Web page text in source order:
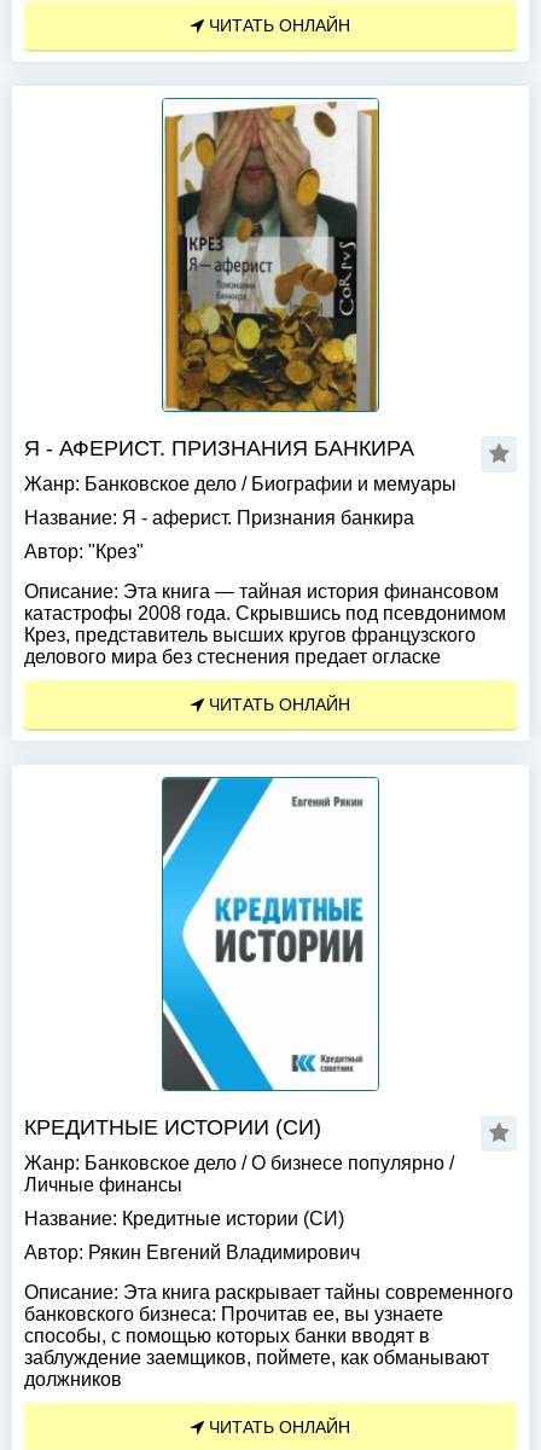
ЧИТАТЬ ОНЛАЙН
Я - АФЕРИСТ. ПРИЗНАНИЯ БАНКИРА
Жанр: Банковское дело / Биографии и мемуары
Название: Я - аферист. Признания банкира
Автор: "Крез"
Описание: Эта книга — тайная история финансовом
катастрофы 2008 года. Скрывшись под псевдонимом
Крез, представитель высших кругов французского
делового мира без стеснения предает огласке
ЧИТАТЬ ОНЛАЙН
КРЕДИТНЫЕ ИСТОРИИ (СИ)
Жанр: Банковское дело /О бизнесе популярно /
Личные финансы
Название: Кредитные истории (СИ)
Автор: Рякин Евгений Владимирович
Описание: Эта книга раскрывает тайны современного
банковского бизнеса: Прочитав ее, вы узнаете
способы, с помощью которых банки вводят в
заблуждение заемщиков, поймете, как обманывают
должников
ЧИТАТЬ ОНЛАЙН